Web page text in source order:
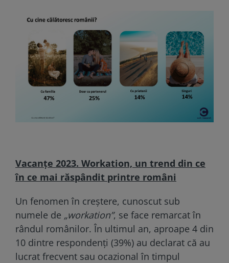
Vacanţe 2023. Workation, un trend din ce
în ce mai răspândit printre români
Un fenomen în creștere, cunoscut sub
numele de „workation”, se face remarcat în
rândul românilor. În ultimul an, aproape 4 din
10 dintre respondenți (39%) au declarat că au
lucrat frecvent sau ocazional în timpul